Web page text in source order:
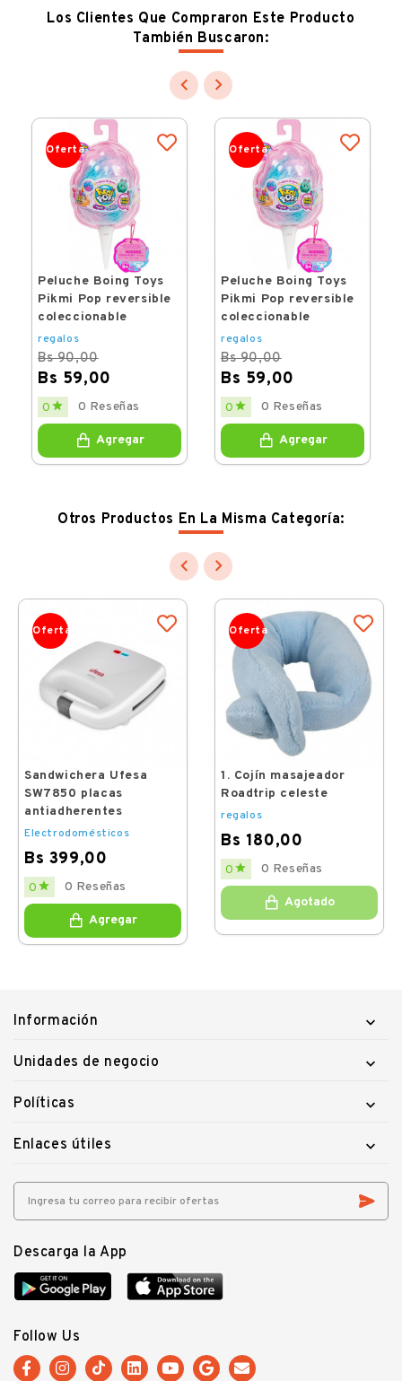
Los Clientes Que Compraron Este Producto
También Buscaron:
 
Oferta
Peluche Boing Toys
Pikmi Pop reversible
coleccionable
regalos
Bs 90,00
Bs 59,00
Regular
price
Price
0  0 Reseñas
Agregar
Oferta
Peluche Boing Toys
Pikmi Pop reversible
coleccionable
regalos
Bs 90,00
Bs 59,00
Regular
price
Price
0  0 Reseñas
Agregar
Otros Productos En La Misma Categoría:
 
Oferta
Sandwichera Ufesa
SW7850 placas
antiadherentes
Electrodomésticos
Bs 399,00
Price
0  0 Reseñas
Agregar
Oferta
1. Cojín masajeador
Roadtrip celeste
regalos
Bs 180,00
Price
0  0 Reseñas
Agotado
Información 
Unidades de negocio 
Políticas 
Enlaces útiles 
Descarga la App
Follow Us